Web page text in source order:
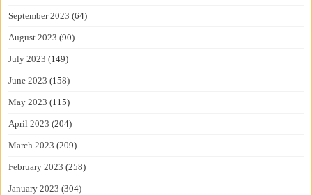
September 2023 (64)
August 2023 (90)
July 2023 (149)
June 2023 (158)
May 2023 (115)
April 2023 (204)
March 2023 (209)
February 2023 (258)
January 2023 (304)